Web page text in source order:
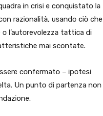
in crisi e conquistato la
razionalità, usando ciò che
l’autorevolezza tattica di
mai scontate.
confermato – ipotesi
Un punto di partenza non